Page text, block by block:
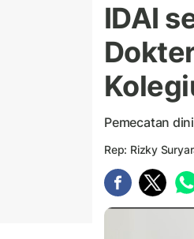
IDAI
Pemecatan
Rep: Rizky